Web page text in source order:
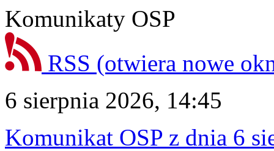
Komunikaty OSP
RSS (otwiera nowe
6 sierpnia 2026, 14:45
Komunikat OSP z dnia 6